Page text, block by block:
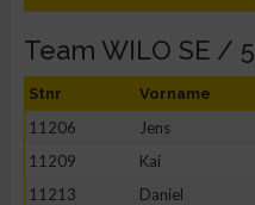
Team WILO SE /
Stnr Vorname
11206 Jens
11209
Kai
11213
Daniel